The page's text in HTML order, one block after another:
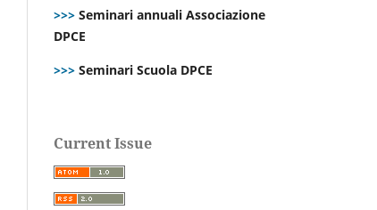
>>> Seminari annuali Associazione
DPCE
>>> Seminari Scuola DPCE
Current Issue